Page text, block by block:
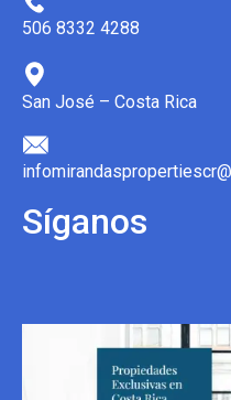
506 8332 4288
San José – Costa Rica
Síganos